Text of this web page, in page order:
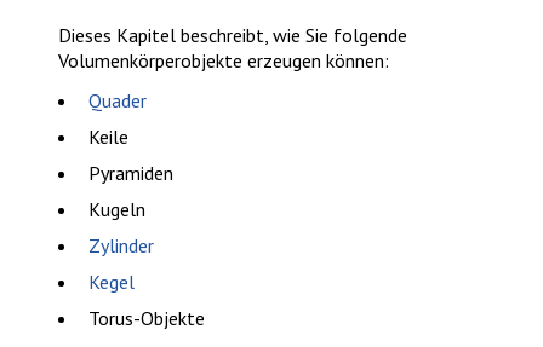
Dieses Kapitel beschreibt, wie Sie folgende
Volumenkörperobjekte erzeugen können:
Quader
Keile
Pyramiden
Kugeln
Zylinder
Kegel
Torus-Objekte